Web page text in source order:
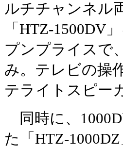
ルチチャンネル
「HTZ-1500DV
プンプライスで
み。テレビの操
テライトスピー
同時に、
た「HTZ-